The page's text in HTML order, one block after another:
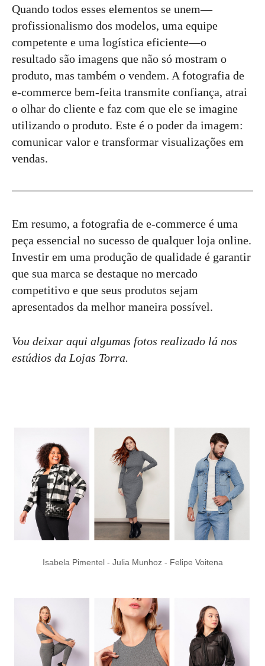
Quando todos esses elementos se unem—
profissionalismo dos modelos, uma equipe
competente e uma logística eficiente—o
resultado são imagens que não só mostram o
produto, mas também o vendem. A fotografia de
e-commerce bem-feita transmite confiança, atrai
o olhar do cliente e faz com que ele se imagine
utilizando o produto. Este é o poder da imagem:
comunicar valor e transformar visualizações em
vendas.
Em resumo, a fotografia de e-commerce é uma
peça essencial no sucesso de qualquer loja online.
Investir em uma produção de qualidade é garantir
que sua marca se destaque no mercado
competitivo e que seus produtos sejam
apresentados da melhor maneira possível.
Vou deixar aqui algumas fotos realizado lá nos
estúdios da Lojas Torra.
Isabela Pimentel - Julia Munhoz - Felipe Voitena